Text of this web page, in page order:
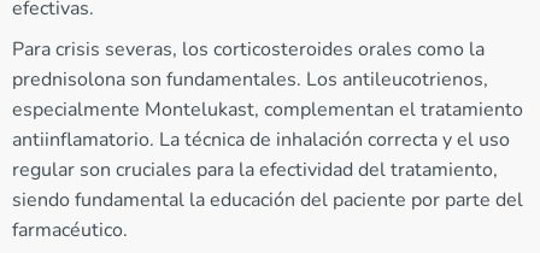
efectivas.
Para crisis severas, los corticosteroides orales como la
prednisolona son fundamentales. Los antileucotrienos,
especialmente Montelukast, complementan el tratamiento
antiinflamatorio. La técnica de inhalación correcta y el uso
regular son cruciales para la efectividad del tratamiento,
siendo fundamental la educación del paciente por parte del
farmacéutico.